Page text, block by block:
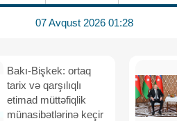
07 Avqust 2026 01:28
Bakı-Bişkek: ortaq
tarix və qarşılıqlı
etimad müttəfiqlik
münasibətlərinə keçir